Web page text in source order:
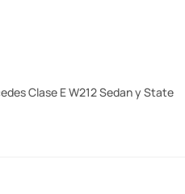
Clase E W212 Sedan y State